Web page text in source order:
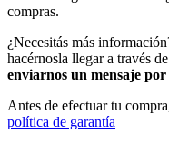
compras.
¿Necesitás más
hacérnosla llegar a través de
enviarnos un mensaje
Antes de efectuar tu
política de garantía